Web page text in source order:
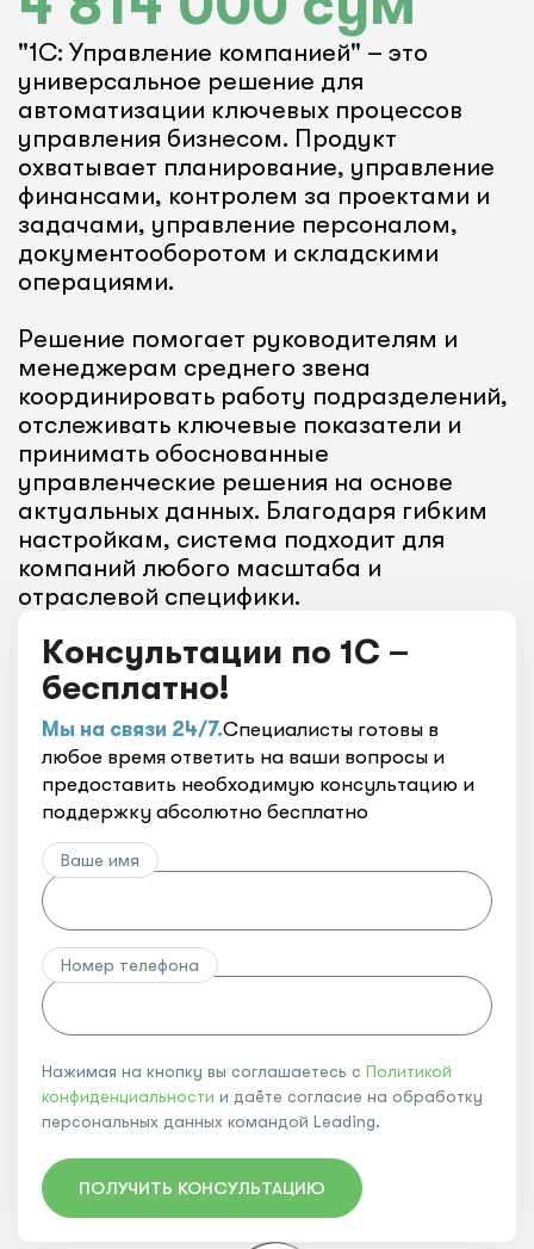
"1С: Управление компанией" – это
универсальное решение для
автоматизации ключевых процессов
управления бизнесом. Продукт
охватывает планирование, управление
финансами, контролем за проектами и
задачами, управление персоналом,
документооборотом и складскими
операциями.
Решение помогает руководителям и
менеджерам среднего звена
координировать работу подразделений,
отслеживать ключевые показатели и
принимать обоснованные
управленческие решения на основе
актуальных данных. Благодаря гибким
настройкам, система подходит для
компаний любого масштаба и
отраслевой специфики.
Консультации по 1С –
бесплатно!
Мы на связи 24/7.Специалисты готовы в
любое время ответить на ваши вопросы и
предоставить необходимую консультацию и
поддержку абсолютно бесплатно
Ваше имя
Номер телефона
Нажимая на кнопку вы соглашаетесь с Политикой
конфиденциальности и даёте согласие на обработку
персональных данных командой Leading.
ПОЛУЧИТЬ КОНСУЛЬТАЦИЮ